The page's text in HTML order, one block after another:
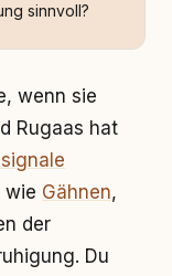
sinnvoll?
wenn sie
Rugaas hat
wie Gähnen,
der
Du